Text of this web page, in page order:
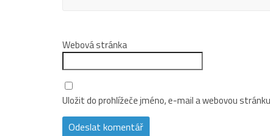
Webová stránka
Uložit do prohlížeče jméno, e-mail a webovou